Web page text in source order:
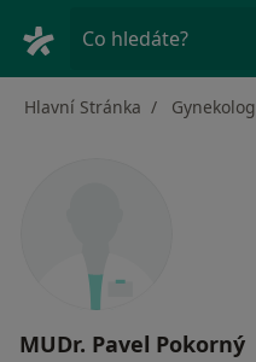
Co hledáte?
Hlavní Stránka Gynekolog
MUDr. Pavel Pokorný